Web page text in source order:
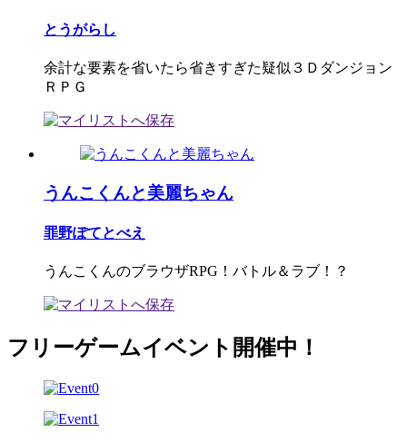
とうがらし
余計な要素を省いたら省きすぎた疑似３Ｄダンジョン
ＲＰＧ
うんこくんと美麗ちゃん
罪野ぽてとべえ
うんこくんのブラウザRPG！バトル＆ラブ！？
フリーゲームイベント開催中！